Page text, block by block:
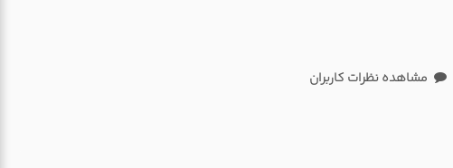
مشاهده نظرات کاربران